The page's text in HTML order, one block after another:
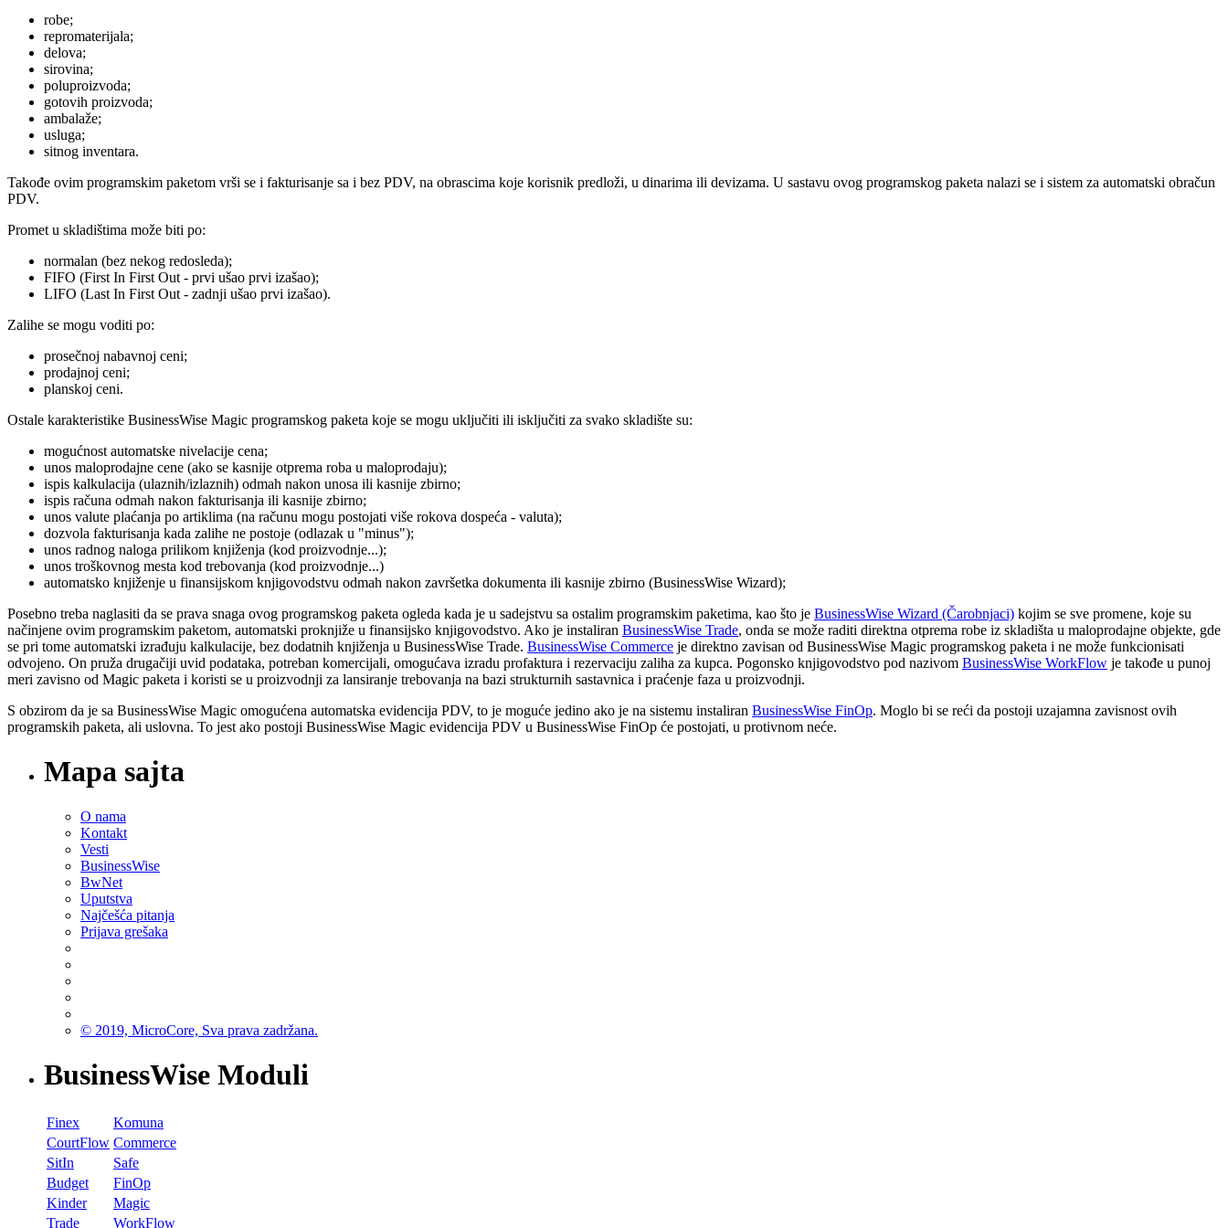
robe;
repromaterijala;
delova;
sirovina;
poluproizvoda;
gotovih proizvoda;
ambalaže;
usluga;
sitnog inventara.
Takođe ovim programskim paketom vrši se i fakturisanje sa i bez PDV, na obrascima koje korisnik predloži, u dinarima ili devizama. U sastavu ovog programskog paketa nalazi se i sistem za automatski obračun
PDV.
Promet u skladištima može biti po:
normalan (bez nekog redosleda);
FIFO (First In First Out - prvi ušao prvi izašao);
LIFO (Last In First Out - zadnji ušao prvi izašao).
Zalihe se mogu voditi po:
prosečnoj nabavnoj ceni;
prodajnoj ceni;
planskoj ceni.
Ostale karakteristike BusinessWise Magic programskog paketa koje se mogu uključiti ili isključiti za svako skladište su:
mogućnost automatske nivelacije cena;
unos maloprodajne cene (ako se kasnije otprema roba u maloprodaju);
ispis kalkulacija (ulaznih/izlaznih) odmah nakon unosa ili kasnije zbirno;
ispis računa odmah nakon fakturisanja ili kasnije zbirno;
unos valute plaćanja po artiklima (na računu mogu postojati više rokova dospeća - valuta);
dozvola fakturisanja kada zalihe ne postoje (odlazak u "minus");
unos radnog naloga prilikom knjiženja (kod proizvodnje...);
unos troškovnog mesta kod trebovanja (kod proizvodnje...)
automatsko knjiženje u finansijskom knjigovodstvu odmah nakon završetka dokumenta ili kasnije zbirno (BusinessWise Wizard);
Posebno treba naglasiti da se prava snaga ovog programskog paketa ogleda kada je u sadejstvu sa ostalim programskim paketima, kao što je BusinessWise Wizard (Čarobnjaci) kojim se sve promene, koje su
načinjene ovim programskim paketom, automatski proknjiže u finansijsko knjigovodstvo. Ako je instaliran BusinessWise Trade, onda se može raditi direktna otprema robe iz skladišta u maloprodajne objekte, gde
se pri tome automatski izrađuju kalkulacije, bez dodatnih knjiženja u BusinessWise Trade. BusinessWise Commerce je direktno zavisan od BusinessWise Magic programskog paketa i ne može funkcionisati
odvojeno. On pruža drugačiji uvid podataka, potreban komercijali, omogućava izradu profaktura i rezervaciju zaliha za kupca. Pogonsko knjigovodstvo pod nazivom BusinessWise WorkFlow je takođe u punoj
meri zavisno od Magic paketa i koristi se u proizvodnji za lansiranje trebovanja na bazi strukturnih sastavnica i praćenje faza u proizvodnji.
S obzirom da je sa BusinessWise Magic omogućena automatska evidencija PDV, to je moguće jedino ako je na sistemu instaliran BusinessWise FinOp. Moglo bi se reći da postoji uzajamna zavisnost ovih
programskih paketa, ali uslovna. To jest ako postoji BusinessWise Magic evidencija PDV u BusinessWise FinOp će postojati, u protivnom neće.
Mapa sajta
O nama
Kontakt
Vesti
BusinessWise
BwNet
Uputstva
Najčešća pitanja
Prijava grešaka
© 2019, MicroCore, Sva prava zadržana.
BusinessWise Moduli
Finex
Komuna
CourtFlow Commerce
SitIn
Safe
Budget
FinOp
Kinder
Magic
Trade
WorkFlow